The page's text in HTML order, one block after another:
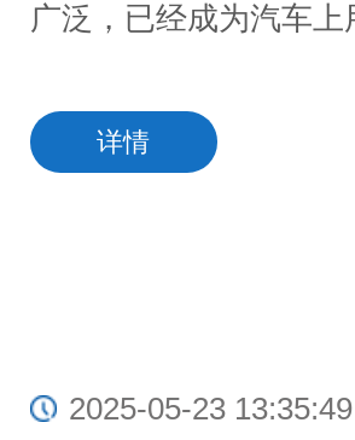
广泛，已经成为汽车
详情
2025-05-23 13:35:49